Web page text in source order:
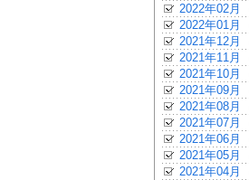
2022年02月
2022年01月
2021年12月
2021年11月
2021年10月
2021年09月
2021年08月
2021年07月
2021年06月
2021年05月
2021年04月